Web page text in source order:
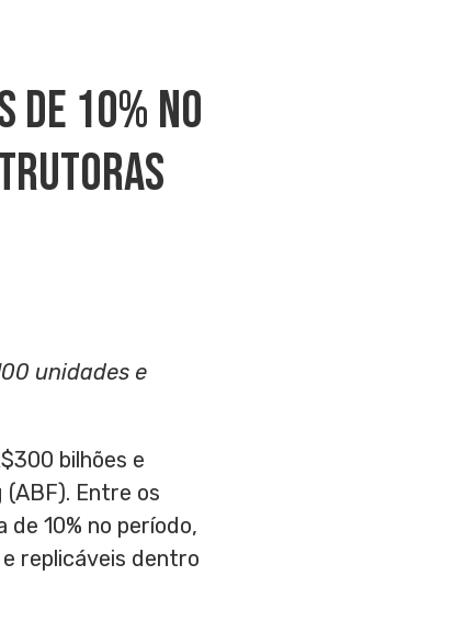
10% No
unidades e
bilhões e
Entre os
10% no período,
replicáveis dentro